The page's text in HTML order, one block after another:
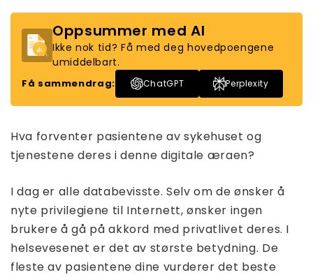
Oppsummer med AI
Ikke nok tid? Få med deg hovedpoengene
umiddelbart.
Få sammendrag: ChatGPT Perplexity
Hva forventer pasientene av sykehuset og
tjenestene deres i denne digitale æraen?
I dag er alle databevisste. Selv om de ønsker å
nyte privilegiene til Internett, ønsker ingen
brukere å gå på akkord med privatlivet deres. I
helsevesenet er det av største betydning. De
fleste av pasientene dine vurderer det beste